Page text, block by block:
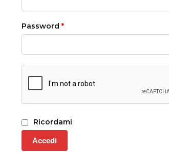
Password *
Ricordami
Accedi